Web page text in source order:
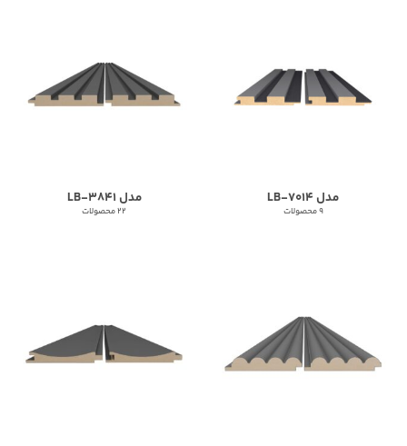
مدل LB-7014
9 محصولات
مدل LB-3841
22 محصولات